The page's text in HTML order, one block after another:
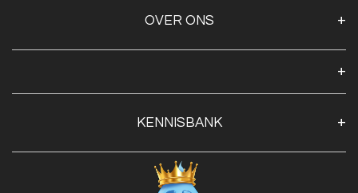
OVER ONS
Openingstijden
Contact
Privacy Policy
KENNISBANK
Blog
Advies